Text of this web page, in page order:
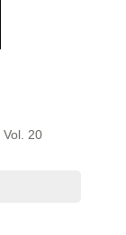
Vol. 20